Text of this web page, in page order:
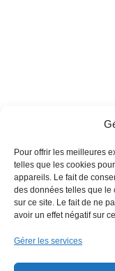
Pour offrir les meilleures
telles que les cookies
appareils. Le fait de
des données telles que le
sur ce site. Le fait de ne
avoir un effet négatif sur
Gérer les services